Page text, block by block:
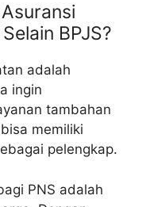
BPJS?
adalah
ingin
tambahan
memiliki
pelengkap.
PNS adalah